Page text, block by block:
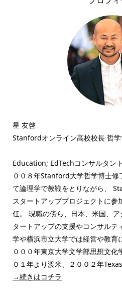
星 友啓
Stanfordオンライン高校校長 哲
Education; EdTechコンサルタン
００８年Stanford大学哲学博士修
て論理学で教鞭をとりながら、
スタートアッププロジェクトに参
任。 現職の傍ら、日本、米国、
タートアップの支援やコンサル
学や横浜市立大学では経営や教育
０００年東京大学文学部思想文化
０１年より渡米、２００２年
→続きはコチラ